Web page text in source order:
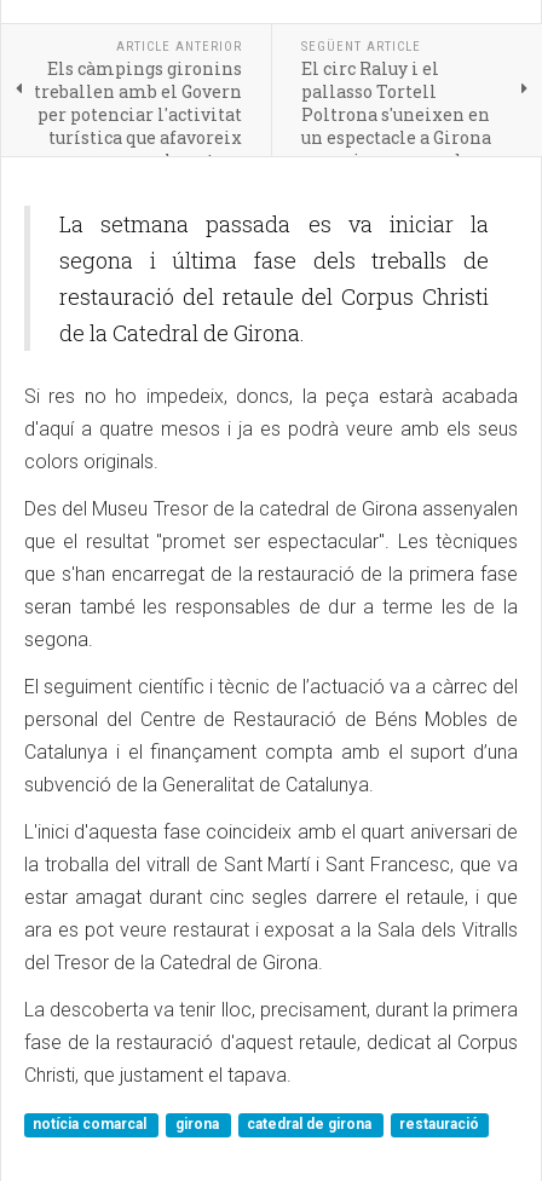
ARTICLE ANTERIOR
Els càmpings gironins
treballen amb el Govern
per potenciar l'activitat
turística que afavoreix
la natura
SEGÜENT ARTICLE
El circ Raluy i el
pallasso Tortell
Poltrona s'uneixen en
un espectacle a Girona
per primera vegada
La setmana passada es va iniciar la
segona i última fase dels treballs de
restauració del retaule del Corpus Christi
de la Catedral de Girona.
Si res no ho impedeix, doncs, la peça estarà acabada
d'aquí a quatre mesos i ja es podrà veure amb els seus
colors originals.
Des del Museu Tresor de la catedral de Girona assenyalen
que el resultat "promet ser espectacular". Les tècniques
que s'han encarregat de la restauració de la primera fase
seran també les responsables de dur a terme les de la
segona.
El seguiment científic i tècnic de l’actuació va a càrrec del
personal del Centre de Restauració de Béns Mobles de
Catalunya i el finançament compta amb el suport d’una
subvenció de la Generalitat de Catalunya.
L'inici d'aquesta fase coincideix amb el quart aniversari de
la troballa del vitrall de Sant Martí i Sant Francesc, que va
estar amagat durant cinc segles darrere el retaule, i que
ara es pot veure restaurat i exposat a la Sala dels Vitralls
del Tresor de la Catedral de Girona.
La descoberta va tenir lloc, precisament, durant la primera
fase de la restauració d'aquest retaule, dedicat al Corpus
Christi, que justament el tapava.
notícia comarcal girona catedral de girona restauració